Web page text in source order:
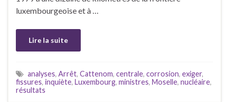
luxembourgeoise et à …
Lire la suite
analyses, Arrêt, Cattenom, centrale, corrosion, exiger,
fissures, inquiète, Luxembourg, ministres, Moselle, nucléaire,
résultats